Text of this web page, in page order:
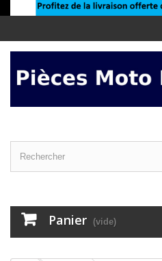
Panier (vide)